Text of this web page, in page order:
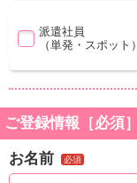
派遣社員
（単発・スポット）
ご登録情報［必須］
お名前 必須